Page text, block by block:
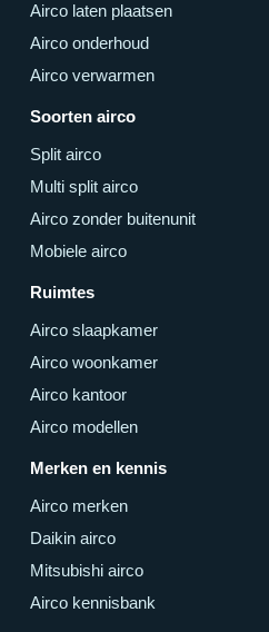
Airco laten plaatsen
Airco onderhoud
Airco verwarmen
Soorten airco
Split airco
Multi split airco
Airco zonder buitenunit
Mobiele airco
Ruimtes
Airco slaapkamer
Airco woonkamer
Airco kantoor
Airco modellen
Merken en kennis
Airco merken
Daikin airco
Mitsubishi airco
Airco kennisbank